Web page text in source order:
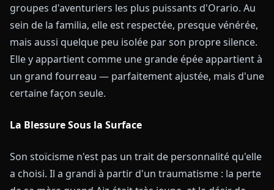
groupes d'aventuriers les plus puissants d'Orario. Au
sein de la familia, elle est respectée, presque vénérée,
mais aussi quelque peu isolée par son propre silence.
Elle y appartient comme une grande épée appartient à
un grand fourreau — parfaitement ajustée, mais d'une
certaine façon seule.
La Blessure Sous la Surface
Son stoïcisme n'est pas un trait de personnalité qu'elle
a choisi. Il a grandi à partir d'un traumatisme : la perte